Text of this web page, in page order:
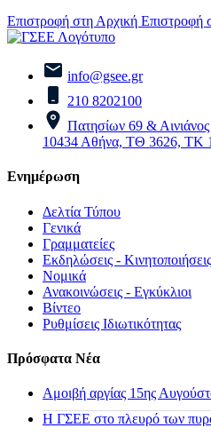
Επιστροφή στη Αρχική Επιστροφή
info@gsee.gr
210 8202100
Πατησίων 69 &
10434 Αθήνα, ΤΘ 3626, ΤΚ
Ενημέρωση
Δελτία Τύπου
Γενικά
Γραμματείες
Εκδηλώσεις - Κινητοποιήσεις
Νομικά
Ανακοινώσεις - Εγκύκλιοι
Βίντεο
Ρυθμίσεις Ιδιωτικότητας
Πρόσφατα Νέα
Αμοιβή αργίας 15ης
H ΓΣΕΕ στο πλευρό των